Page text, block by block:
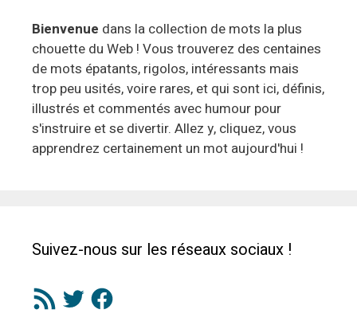
Bienvenue dans la collection de mots la plus
chouette du Web ! Vous trouverez des centaines
de mots épatants, rigolos, intéressants mais
trop peu usités, voire rares, et qui sont ici, définis,
illustrés et commentés avec humour pour
s'instruire et se divertir. Allez y, cliquez, vous
apprendrez certainement un mot aujourd'hui !
Suivez-nous sur les réseaux sociaux !
Flux
RSS
TwitterFacebook